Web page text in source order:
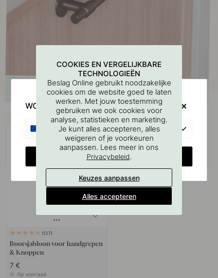
Koop samen met
127
Boorsjabloon voor handgrepen
& Knoppen
7 €
Op voorraad
COOKIES EN VERGELIJKBARE
TECHNOLOGIEËN
Beslag Online gebruikt noodzakelijke
cookies om de website goed te laten
werken. Met jouw toestemming
gebruiken we ook cookies voor
analyse, statistieken en marketing.
Je kunt alles accepteren, alles
weigeren of je voorkeuren
aanpassen. Lees meer in ons
Privacybeleid.
Keuzes aanpassen
Alles accepteren
WOULD YOU RATHER VISIT?
CHANGE COUNTRY